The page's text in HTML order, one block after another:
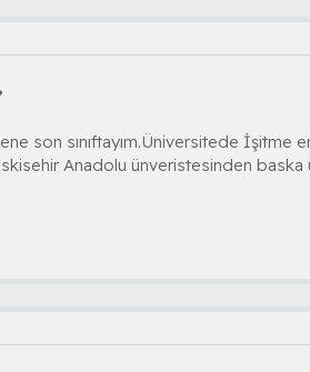
son sınıftayım.Üniversitede
Anadolu ünveristesinden